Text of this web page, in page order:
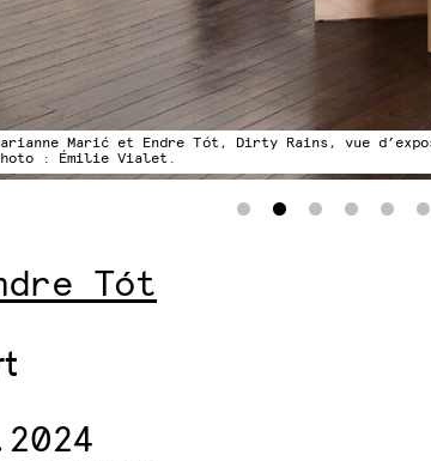
Marić et Endre Tót, Dirty Rains, vue
: Émilie Vialet.
Tót